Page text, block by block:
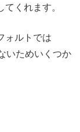
くれます。
ォルトでは
いためいくつか